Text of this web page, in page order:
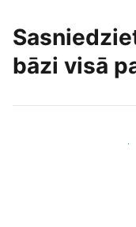
bāzi visā
Sasniegt jaunus